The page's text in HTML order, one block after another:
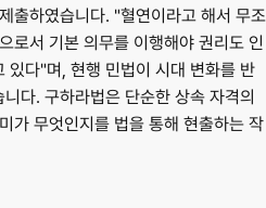
출하였습니다. "혈연이라고 해서 무조
로서 기본 의무를 이행해야 권리도 인
있다"며, 현행 민법이 시대 변화를 반
다. 구하라법은 단순한 상속 자격의
가 무엇인지를 법을 통해 현출하는 작